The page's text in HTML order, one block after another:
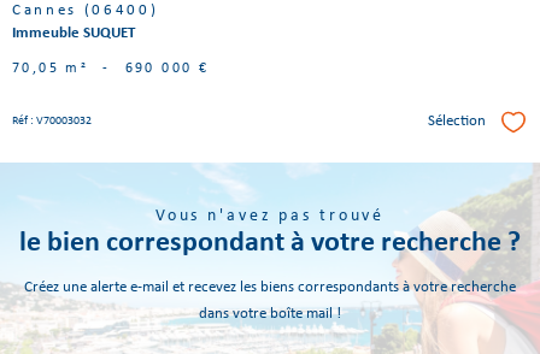
Cannes (06400)
Immeuble SUQUET
70,05 m² - 690 000 €
Réf : V70003032 Sélection
Vous n'avez pas trouvé
le bien correspondant à votre recherche ?
Créez une alerte e-mail et recevez les biens correspondants à votre recherche
dans votre boîte mail !